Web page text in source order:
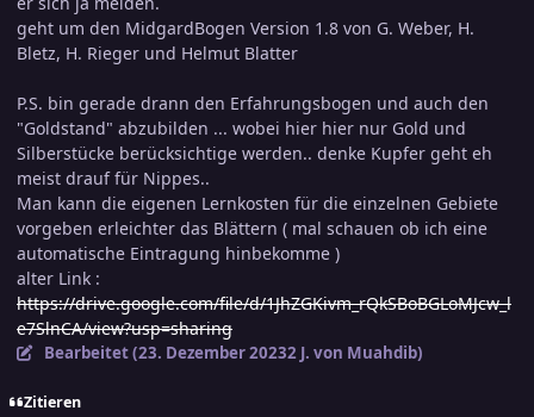
geht um den MidgardBogen Version 1.8 von G. Weber, H.
Bletz, H. Rieger und Helmut Blatter
P.S. bin gerade drann den Erfahrungsbogen und auch den
"Goldstand" abzubilden ... wobei hier hier nur Gold und
Silberstücke berücksichtige werden.. denke Kupfer geht eh
meist drauf für Nippes..
Man kann die eigenen Lernkosten für die einzelnen Gebiete
vorgeben erleichter das Blättern ( mal schauen ob ich eine
automatische Eintragung hinbekomme )
alter Link :
https://drive.google.com/file/d/1JhZGKivm_rQkSBoBGLoMJcw_l
e7SlnCA/view?usp=sharing
Bearbeitet (23. Dezember 20232 J. von Muahdib)
Zitieren